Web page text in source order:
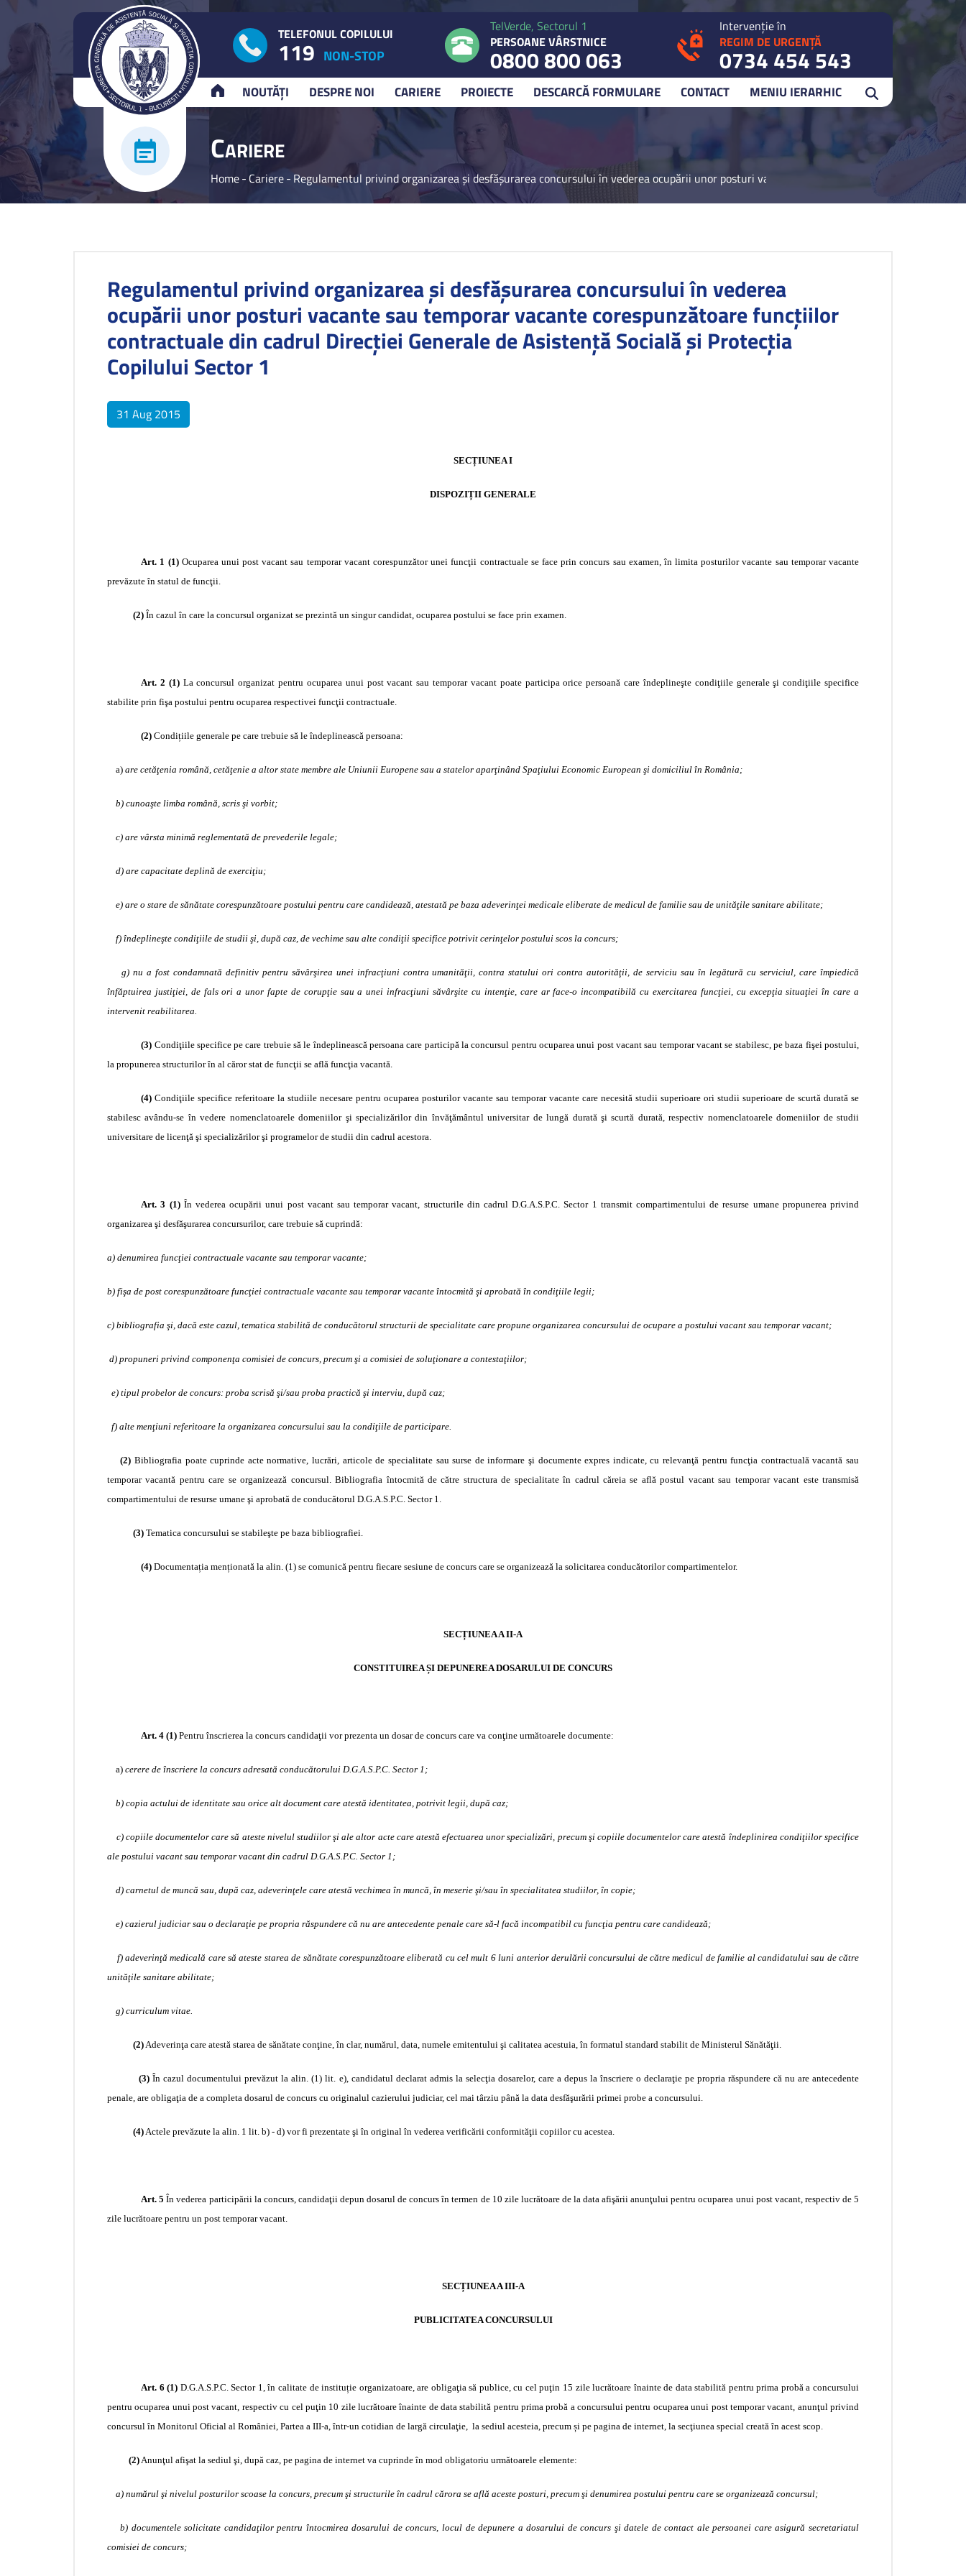
ACASĂNOUTĂȚI DESPRE NOI CARIERE PROIECTE DESCARCĂ FORMULARE CONTACT MENIU IERARHIC
TELEFONUL COPILULUI
119 NON-STOP
TelVerde, Sectorul 1
PERSOANE VÂRSTNICE
0800 800 063
Intervenție în
REGIM DE URGENȚĂ
0734 454 543
CARIERE
Home- Cariere- Regulamentul privind organizarea și desfășurarea concursului în vederea ocupării unor posturi vacante sau temporar vacante
Regulamentul privind organizarea și desfășurarea concursului în vederea
ocupării unor posturi vacante sau temporar vacante corespunzătoare funcțiilor
contractuale din cadrul Direcției Generale de Asistență Socială și Protecția
Copilului Sector 1
31 Aug 2015
SECȚIUNEA I
DISPOZIȚII GENERALE
Art. 1 (1)Ocuparea unui post vacant sau temporar vacant corespunzător unei funcţii contractuale se face prin concurs sau examen, în limita posturilor vacante sau temporar vacante
prevăzute în statul de funcţii.
(2) În cazul în care la concursul organizat se prezintă un singur candidat, ocuparea postului se face prin examen.
Art. 2 (1)La concursul organizat pentru ocuparea unui post vacant sau temporar vacant poate participa orice persoană care îndeplineşte condiţiile generale şi condiţiile specifice
stabilite prin fişa postului pentru ocuparea respectivei funcţii contractuale.
(2) Condițiile generale pe care trebuie să le îndeplinească persoana:
a) are cetăţenia română, cetăţenie a altor state membre ale Uniunii Europene sau a statelor aparţinând Spaţiului Economic European şi domiciliul în România;
b) cunoaşte limba română, scris şi vorbit;
c) are vârsta minimă reglementată de prevederile legale;
d) are capacitate deplină de exerciţiu;
e) are o stare de sănătate corespunzătoare postului pentru care candidează, atestată pe baza adeverinţei medicale eliberate de medicul de familie sau de unităţile sanitare abilitate;
f) îndeplineşte condiţiile de studii şi, după caz, de vechime sau alte condiţii specifice potrivit cerinţelor postului scos la concurs;
g) nu a fost condamnată definitiv pentru săvârşirea unei infracţiuni contra umanităţii, contra statului ori contra autorităţii, de serviciu sau în legătură cu serviciul, care împiedică
înfăptuirea justiţiei, de fals ori a unor fapte de corupţie sau a unei infracţiuni săvârşite cu intenţie, care ar face-o incompatibilă cu exercitarea funcţiei, cu excepţia situaţiei în care a
intervenit reabilitarea.
(3) Condiţiile specifice pe care trebuie să le îndeplinească persoana care participă la concursul pentru ocuparea unui post vacant sau temporar vacant se stabilesc, pe baza fişei postului,
la propunerea structurilor în al căror stat de funcţii se află funcţia vacantă.
(4) Condiţiile specifice referitoare la studiile necesare pentru ocuparea posturilor vacante sau temporar vacante care necesită studii superioare ori studii superioare de scurtă durată se
stabilescavându-se în vedere nomenclatoarele domeniilor şi specializărilor din învăţământul universitar de lungă durată şi scurtă durată, respectiv nomenclatoarele domeniilor de studii
universitare de licenţă şi specializărilor şi programelor de studii din cadrul acestora.
Art. 3 (1)În vederea ocupării unui post vacant sau temporar vacant, structurile din cadrul D.G.A.S.P.C. Sector 1 transmit compartimentului de resurse umane propunerea privind
organizarea şi desfăşurarea concursurilor, care trebuie să cuprindă:
a) denumirea funcţiei contractuale vacante sau temporar vacante;
b) fişa de post corespunzătoare funcţiei contractuale vacante sau temporar vacante întocmită şi aprobată în condiţiile legii;
c) bibliografia şi, dacă este cazul, tematica stabilită de conducătorul structurii de specialitate care propune organizarea concursului de ocupare a postului vacant sau temporar vacant;
d) propuneri privind componenţa comisiei de concurs, precum şi a comisiei de soluţionare a contestaţiilor;
e) tipul probelor de concurs: proba scrisă şi/sau proba practică şi interviu, după caz;
f) alte menţiuni referitoare la organizarea concursului sau la condiţiile de participare.
(2) Bibliografia poate cuprinde acte normative, lucrări, articole de specialitate sau surse de informare şi documente expres indicate, cu relevanţă pentru funcţia contractuală vacantă sau
temporar vacantă pentru care se organizează concursul. Bibliografia întocmită de către structura de specialitate în cadrul căreia se află postul vacant sau temporar vacant este transmisă
compartimentului de resurse umane şi aprobată de conducătorul D.G.A.S.P.C. Sector 1.
(3) Tematica concursului se stabileşte pe baza bibliografiei.
(4) Documentația menționată la alin. (1) se comunică pentru fiecare sesiune de concurs care se organizează la solicitarea conducătorilor compartimentelor.
SECȚIUNEA A II-A
CONSTITUIREA ȘI DEPUNEREA DOSARULUI DE CONCURS
Art. 4 (1) Pentru înscrierea la concurs candidaţii vor prezenta un dosar de concurs care va conţine următoarele documente:
a) cerere de înscriere la concurs adresată conducătorului D.G.A.S.P.C. Sector 1;
b) copia actului de identitate sau orice alt document care atestă identitatea, potrivit legii, după caz;
c) copiile documentelor care să ateste nivelul studiilor şi ale altor acte care atestă efectuarea unor specializări, precum şi copiile documentelor care atestă îndeplinirea condiţiilor specifice
ale postului vacant sau temporar vacant din cadrul D.G.A.S.P.C. Sector 1;
d) carnetul de muncă sau, după caz, adeverinţele care atestă vechimea în muncă, în meserie şi/sau în specialitatea studiilor, în copie;
e) cazierul judiciar sau o declaraţie pe propria răspundere că nu are antecedente penale care să-l facă incompatibil cu funcţia pentru care candidează;
f) adeverinţă medicală care să ateste starea de sănătate corespunzătoare eliberată cu cel mult 6 luni anterior derulării concursului de către medicul de familie al candidatului sau de către
unităţile sanitare abilitate;
g) curriculum vitae.
(2)Adeverinţa care atestă starea de sănătate conţine, în clar, numărul, data, numele emitentului şi calitatea acestuia, în formatul standard stabilit de Ministerul Sănătăţii.
(3) În cazul documentului prevăzut la alin. (1) lit. e), candidatul declarat admis la selecţia dosarelor, care a depus la înscriere o declaraţie pe propria răspundere că nu are antecedente
penale, are obligaţia de a completa dosarul de concurs cu originalul cazierului judiciar, cel mai târziu până la data desfăşurării primei probe a concursului.
(4)Actele prevăzute la alin. 1 lit. b) - d) vor fi prezentate şi în original în vederea verificării conformităţii copiilor cu acestea.
Art. 5 În vederea participării la concurs, candidaţii depun dosarul de concurs în termen de 10 zile lucrătoare de la data afişării anunţului pentru ocuparea unui post vacant, respectiv de 5
zile lucrătoare pentru un post temporar vacant.
SECȚIUNEA A III-A
PUBLICITATEA CONCURSULUI
Art. 6 (1) D.G.A.S.P.C. Sector 1, în calitate de instituție organizatoare,are obligaţia să publice, cu cel puţin 15 zile lucrătoare înainte de data stabilită pentru prima probă a concursului
pentru ocuparea unui post vacant, respectiv cu cel puţin 10 zile lucrătoare înainte de data stabilită pentru prima probă a concursului pentru ocuparea unui post temporar vacant, anunţul privind
concursul în Monitorul Oficial al României, Partea a III-a, într-un cotidian de largă circulaţie, la sediul acesteia, precum și pe pagina de internet, la secţiunea special creată în acest scop.
(2)Anunţul afişat la sediul şi, după caz, pe pagina de internet va cuprinde în mod obligatoriu următoarele elemente:
a) numărul şi nivelul posturilor scoase la concurs, precum şi structurile în cadrul cărora se află aceste posturi, precum şi denumirea postului pentru care se organizează concursul;
b) documentele solicitate candidaţilor pentru întocmirea dosarului de concurs, locul de depunere a dosarului de concurs şi datele de contact ale persoanei care asigură secretariatul
comisiei de concurs;